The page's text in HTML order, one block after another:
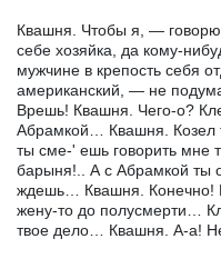
Квашня. Чтобы я, —
себе хозяйка, да кому-
мужчине в крепость себя
американский, — не
Врешь! Квашня. Чего-о?
Абрамкой… Квашня.
ты сме-' ешь говорить мне
барыня!.. А с Абрамкой ты
ждешь… Квашня. Конечно!
жену-то до полусмерти…
твое дело… Квашня. А-а!